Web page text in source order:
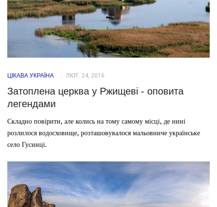
ЦІКАВА УКРАЇНА ЛЮТ. 24, 2016
Затоплена церква у Ржищеві - оповита
легендами
Складно повірити, але колись на тому самому місці, де нині
розлилося водосховище, розташовувалося мальовниче українське
село Гусинці.